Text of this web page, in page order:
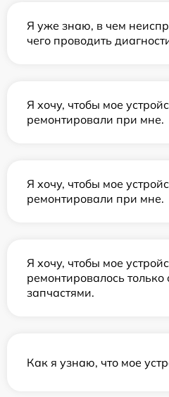
Я уже знаю, в чем
чего проводить
Я хочу, чтобы мое
ремонтировали при мне.
Я хочу, чтобы мое
ремонтировали при мне.
Я хочу, чтобы мое
ремонтировалось
запчастями.
Как я узнаю, что мое